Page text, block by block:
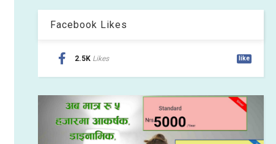
Facebook Likes
2.5K Likes like